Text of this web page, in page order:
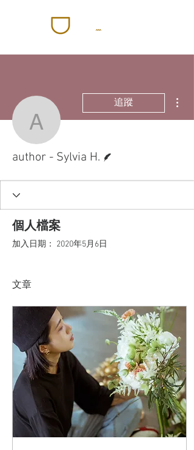
author - Sylvia H.
追蹤
author - Sylvia H.
個人檔案
加入日期： 2020年5月6日
文章